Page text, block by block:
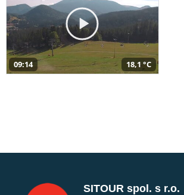
09:14 18,1 °C
SITOUR spol. s r.o.